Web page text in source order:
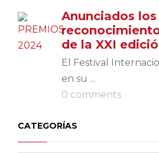
Anunciados los
de la XXI
El Festival
en su ...
0 comments
CATEGORÍAS